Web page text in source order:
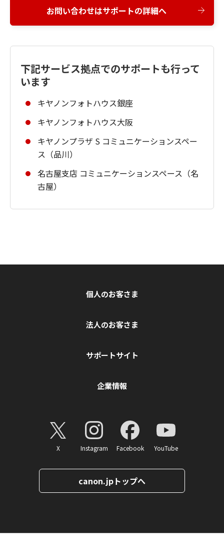
お問い合わせはサポートの詳細へ
下記サービス拠点でのサポートも行って
います
キヤノンフォトハウス銀座
キヤノンフォトハウス大阪
キヤノンプラザ S コミュニケーションスペー
ス（品川）
名古屋支店 コミュニケーションスペース（名
古屋）
個人のお客さま
法人のお客さま
サポートサイト
企業情報
X Instagram Facebook YouTube
canon.jpトップへ